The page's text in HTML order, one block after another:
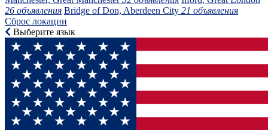
26 объявления Bridge of Don, Aberdeen City 21 объявления
Сброс локации
Выберите язык